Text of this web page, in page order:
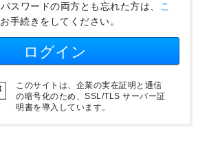
スワードの両方とも忘れた方は、 こ
手続きをしてください。
ログイン
このサイトは、企業の実在証明と通信
の暗号化のため、SSL/TLS サーバー証
明書を導入しています。